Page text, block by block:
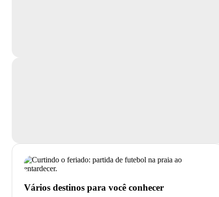
Vários destinos para você conhecer